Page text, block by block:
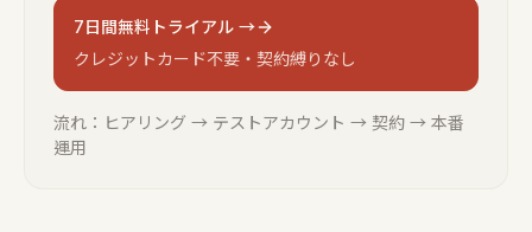
7日間無料トライアル →
クレジットカード不要・契約縛りなし
流れ：ヒアリング → テストアカウント → 契約 → 本番
運用